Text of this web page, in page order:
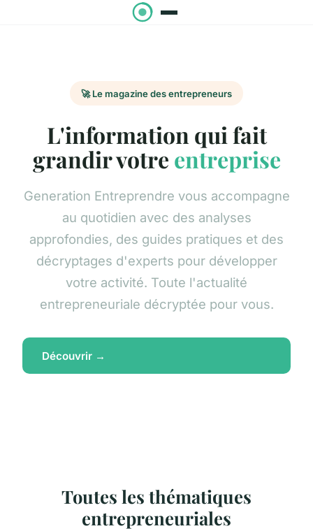
🚀 Le magazine des entrepreneurs
L'information qui fait
grandir votre entreprise
Generation Entreprendre vous accompagne
au quotidien avec des analyses
approfondies, des guides pratiques et des
décryptages d'experts pour développer
votre activité. Toute l'actualité
entrepreneuriale décryptée pour vous.
Découvrir →
Toutes les thématiques
entrepreneuriales